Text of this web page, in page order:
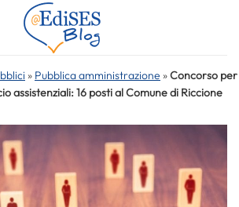
» Pubblica amministrazione »Concorso per
assistenziali: 16 posti al Comune di Riccione